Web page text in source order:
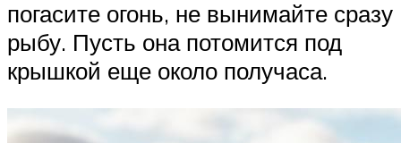
погасите огонь, не вынимайте сразу
рыбу. Пусть она потомится под
крышкой еще около получаса.